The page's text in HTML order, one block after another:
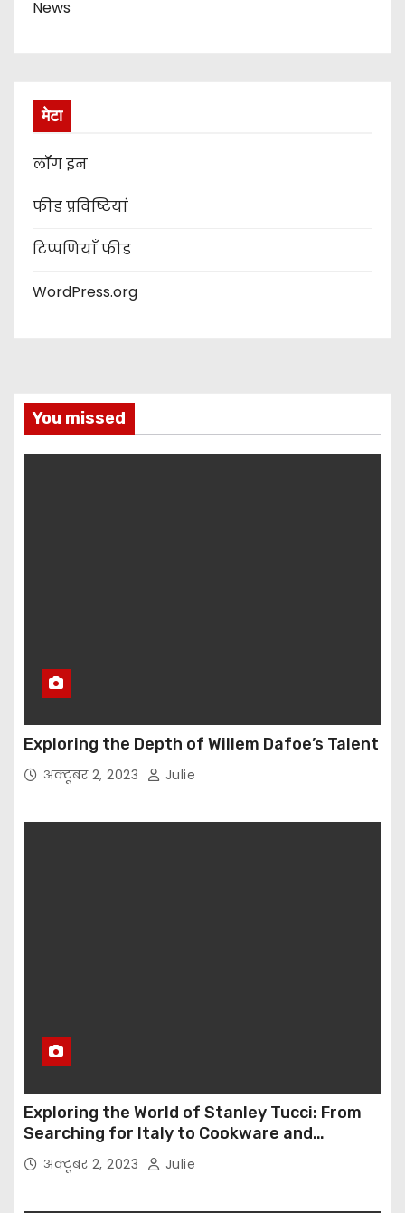
News
मेटा
लॉग इन
फीड प्रविष्टियां
टिप्पणियाँ फीड
WordPress.org
You missed
Exploring the Depth of Willem Dafoe’s Talent
अक्टूबर 2, 2023 Julie
Exploring the World of Stanley Tucci: From
Searching for Italy to Cookware and
Immersive Dining Experiences
अक्टूबर 2, 2023 Julie